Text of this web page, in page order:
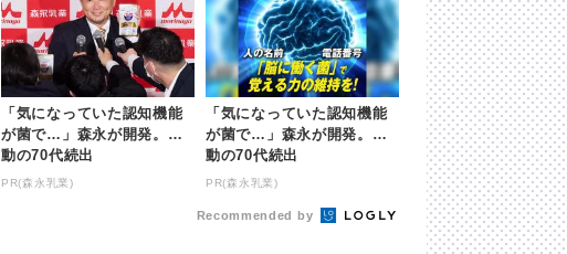
「気になっていた認知機能
が菌で…」森永が開発。感
動の70代続出
PR(森永乳業)
「気になっていた認知機能
が菌で…」森永が開発。感
動の70代続出
PR(森永乳業)
Recommended by